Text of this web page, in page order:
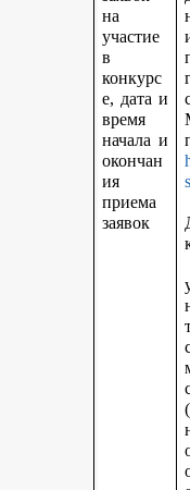
на
участие
в
конкурс
е, дата и
время
начала и
окончан
ия
приема
заявок